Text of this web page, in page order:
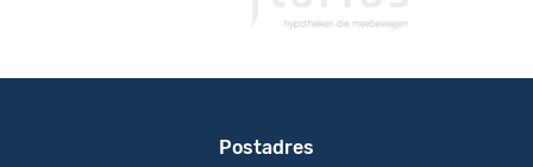
Postadres